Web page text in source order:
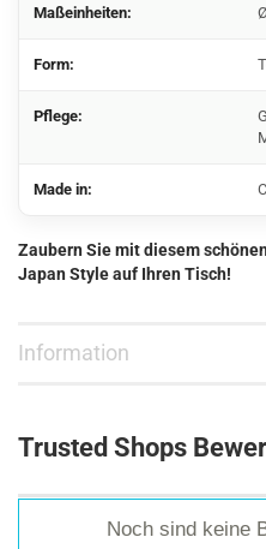
Maßeinheiten:
Form:
Pflege:
Made in:
Zaubern Sie mit diesem
Japan Style auf Ihren Tisch!
Information
Trusted Shops
Noch sind keine